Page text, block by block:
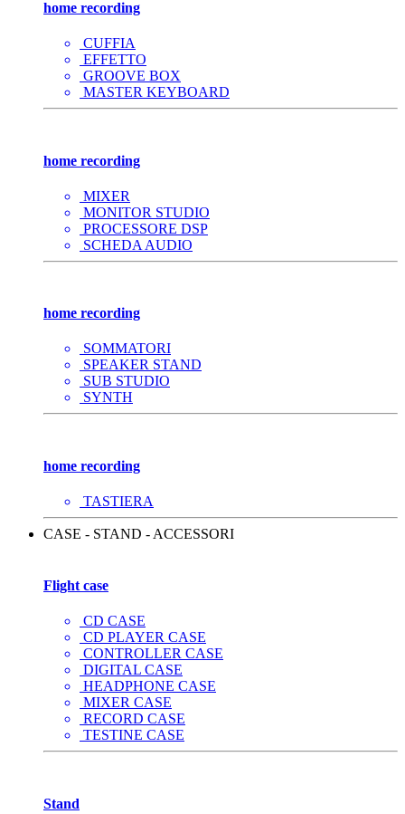
home recording
CUFFIA
EFFETTO
GROOVE BOX
MASTER KEYBOARD
home recording
MIXER
MONITOR STUDIO
PROCESSORE DSP
SCHEDA AUDIO
home recording
SOMMATORI
SPEAKER STAND
SUB STUDIO
SYNTH
home recording
TASTIERA
CASE - STAND - ACCESSORI
Flight case
CD CASE
CD PLAYER CASE
CONTROLLER CASE
DIGITAL CASE
HEADPHONE CASE
MIXER CASE
RECORD CASE
TESTINE CASE
Stand